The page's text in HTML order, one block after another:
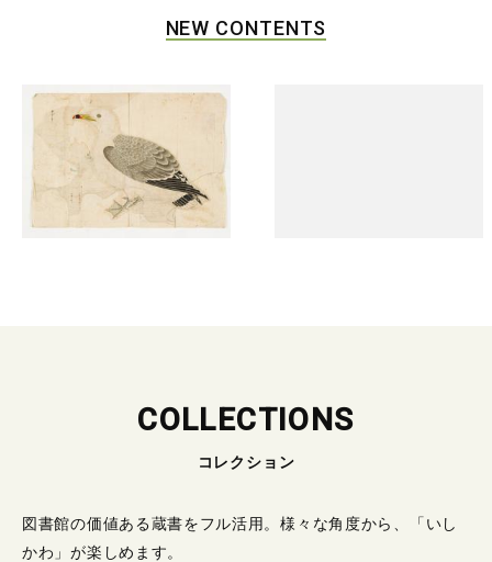
NEW CONTENTS
COLLECTIONS
コレクション
図書館の価値ある蔵書をフル活用。様々な角度から、「いし
かわ」が楽しめます。